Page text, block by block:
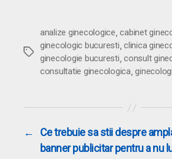
Etichete
analize ginecologice,cabinet
ginecologic bucuresti,clinica
ginecologie bucuresti,consult
consultatie ginecologica,
←
Ce trebuie sa stii despre
banner publicitar pentru a nu